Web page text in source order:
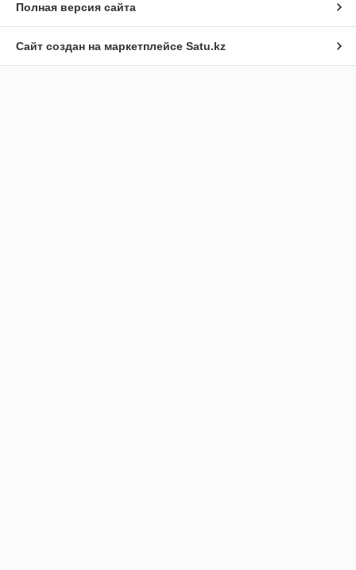
Полная версия сайта
Сайт создан на маркетплейсе Satu.kz